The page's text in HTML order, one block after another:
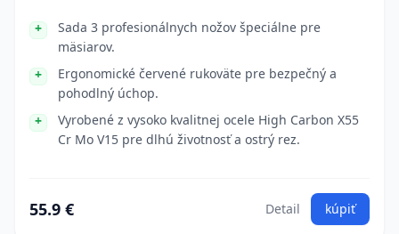
Sada 3 profesionálnych nožov špeciálne pre
mäsiarov.
Ergonomické červené rukoväte pre bezpečný a
pohodlný úchop.
Vyrobené z vysoko kvalitnej ocele High Carbon X55
Cr Mo V15 pre dlhú životnosť a ostrý rez.
55.9 € Detail kúpiť